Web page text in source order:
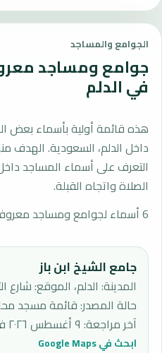
الجوامع والمساجد
جوامع ومساجد
في الدلم
هذه قائمة أولية بأسماء بعض
داخل الدلم، السعودية. الهدف
التعرف على أسماء المساجد
الصلاة واتجاه القبلة.
6 أسماء لجوامع ومساجد معروفة داخل هذه المدينة.
جامع الشيخ ابن باز
المدينة: الدلم، الموقع: شارع
حالة المصدر:قائمة مسجد
آخر مراجعة: ٩ أغسطس ٢٠٢٦ في ١٢:٢٨ ص
ابحث في Google Maps